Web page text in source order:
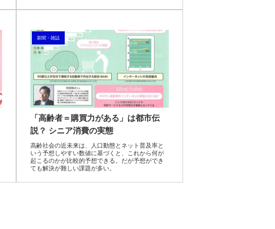
新聞・雑誌
「高齢者＝購買力がある」は都市伝
説？ シニア消費の実態
高齢社会の近未来は、人口動態とネット普及率と
いう予想しやすい数値に基づくと、これから何が
起こるのかが比較的予想できる。だが予想ができ
ても解決が難しい課題が多い。